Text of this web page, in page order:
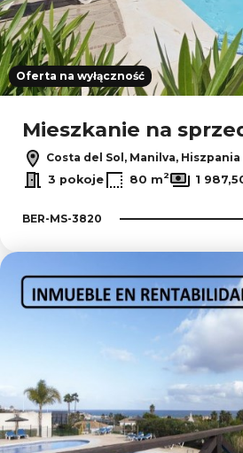
Oferta na wyłączność
Mieszkanie na
Costa del Sol, Manilva, Hiszpania
3 pokoje
80 m2 1
BER-MS-3820